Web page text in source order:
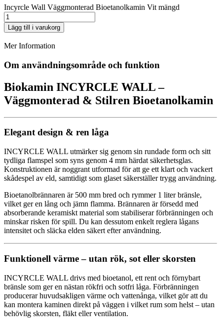
Incyrcle Wall Väggmonterad Bioetanolkamin Vit mängd
Lägg till i varukorg
Mer Information
Om användningsområde och funktion
Biokamin INCYRCLE WALL –
Väggmonterad & Stilren Bioetanolkamin
Elegant design & ren låga
INCYRCLE WALL utmärker sig genom sin rundade form och sitt
tydliga flamspel som syns genom 4 mm härdat säkerhetsglas.
Konstruktionen är noggrant utformad för att ge ett klart och vackert
skådespel av eld, samtidigt som glaset säkerställer trygg användning.
Bioetanolbrännaren är 500 mm bred och rymmer 1 liter bränsle,
vilket ger en lång och jämn flamma. Brännaren är försedd med
absorberande keramiskt material som stabiliserar förbränningen och
minskar risken för spill. Du kan dessutom enkelt reglera lågans
intensitet och släcka elden säkert efter användning.
Funktionell värme – utan rök, sot eller skorsten
INCYRCLE WALL drivs med bioetanol, ett rent och förnybart
bränsle som ger en nästan rökfri och sotfri låga. Förbränningen
producerar huvudsakligen värme och vattenånga, vilket gör att du
kan montera kaminen direkt på väggen i vilket rum som helst – utan
behövlig skorsten, fläkt eller ventilation.